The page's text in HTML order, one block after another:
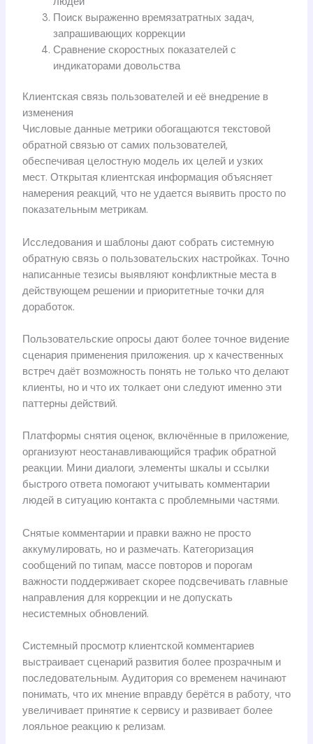
Поиск выраженно времязатратных задач,
запрашивающих коррекции
Сравнение скоростных показателей с
индикаторами довольства
Клиентская связь пользователей и её внедрение в
изменения
Числовые данные метрики обогащаются текстовой
обратной связью от самих пользователей,
обеспечивая целостную модель их целей и узких
мест. Открытая клиентская информация объясняет
намерения реакций, что не удается выявить просто по
показательным метрикам.
Исследования и шаблоны дают собрать системную
обратную связь о пользовательских настройках. Точно
написанные тезисы выявляют конфликтные места в
действующем решении и приоритетные точки для
доработок.
Пользовательские опросы дают более точное видение
сценария применения приложения. up x качественных
встреч даёт возможность понять не только что делают
клиенты, но и что их толкает они следуют именно эти
паттерны действий.
Платформы снятия оценок, включённые в приложение,
организуют неостанавливающийся трафик обратной
реакции. Мини диалоги, элементы шкалы и ссылки
быстрого ответа помогают учитывать комментарии
людей в ситуацию контакта с проблемными частями.
Снятые комментарии и правки важно не просто
аккумулировать, но и размечать. Категоризация
сообщений по типам, массе повторов и порогам
важности поддерживает скорее подсвечивать главные
направления для коррекции и не допускать
несистемных обновлений.
Системный просмотр клиентской комментариев
выстраивает сценарий развития более прозрачным и
последовательным. Аудитория со временем начинают
понимать, что их мнение вправду берётся в работу, что
увеличивает принятие к сервису и развивает более
лояльное реакцию к релизам.